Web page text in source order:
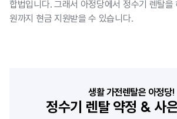
합법입니다. 그래서 아정당에서 정수기 렌탈
원까지 현금 지원받을 수 있습니다.
생활 가전렌탈은 아정당!
정수기 렌탈 약정 & 사